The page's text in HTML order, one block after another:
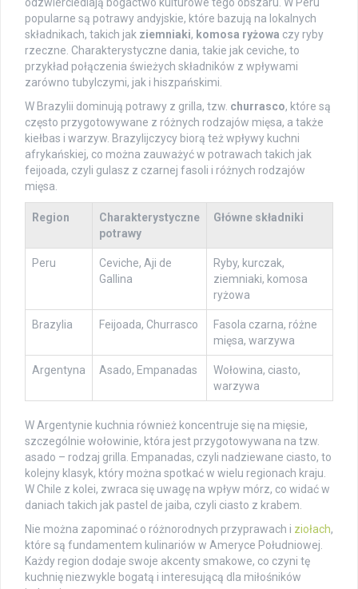
popularne są potrawy andyjskie, które bazują na lokalnych
składnikach, takich jak ziemniaki, komosa ryżowa czy ryby
rzeczne. Charakterystyczne dania, takie jak ceviche, to
przykład połączenia świeżych składników z wpływami
zarówno tubylczymi, jak i hiszpańskimi.
W Brazylii dominują potrawy z grilla, tzw. churrasco, które są
często przygotowywane z różnych rodzajów mięsa, a także
kiełbas i warzyw. Brazylijczycy biorą też wpływy kuchni
afrykańskiej, co można zauważyć w potrawach takich jak
feijoada, czyli gulasz z czarnej fasoli i różnych rodzajów
mięsa.
Region
Charakterystyczne
potrawy
Główne składniki
Peru
Ceviche, Aji de
Gallina
Ryby, kurczak,
ziemniaki, komosa
ryżowa
Brazylia Feijoada, Churrasco
Fasola czarna, różne
mięsa, warzywa
Argentyna Asado, Empanadas
Wołowina, ciasto,
warzywa
W Argentynie kuchnia również koncentruje się na mięsie,
szczególnie wołowinie, która jest przygotowywana na tzw.
asado – rodzaj grilla. Empanadas, czyli nadziewane ciasto, to
kolejny klasyk, który można spotkać w wielu regionach kraju.
W Chile z kolei, zwraca się uwagę na wpływ mórz, co widać w
daniach takich jak pastel de jaiba, czyli ciasto z krabem.
Nie można zapominać o różnorodnych przyprawach i ziołach,
które są fundamentem kulinariów w Ameryce Południowej.
Każdy region dodaje swoje akcenty smakowe, co czyni tę
kuchnię niezwykle bogatą i interesującą dla miłośników